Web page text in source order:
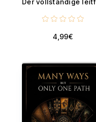
4,99€